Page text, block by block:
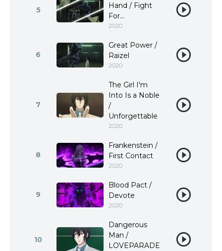
5
Hand / Fight
For...
2020
6
Great Power /
Raizel
2020
7
The Girl I'm
Into Is a Noble
/
Unforgettable
2020
8
Frankenstein /
First Contact
2020
9
Blood Pact /
Devote
2020
10
Dangerous
Man /
LOVEPARADE